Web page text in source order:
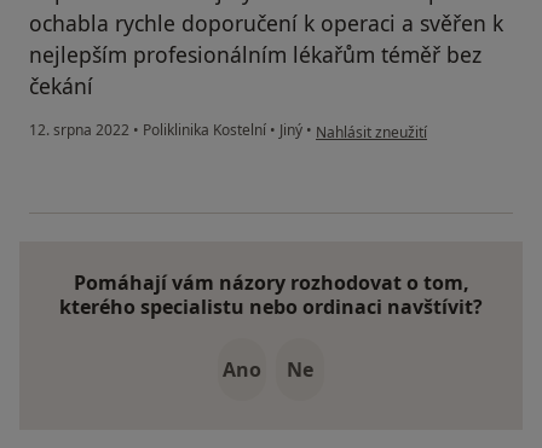
ochabla rychle doporučení k operaci a svěřen k
nejlepším profesionálním lékařům téměř bez
čekání
12. srpna 2022 • Poliklinika Kostelní • Jiný • podle názoru uživatele
Nahlásit zneužití
Pomáhají vám názory rozhodovat o tom,
kterého specialistu nebo ordinaci navštívit?
Ano Ne